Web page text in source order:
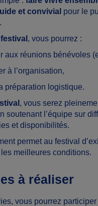
et convivial pour le
, vous pourrez :
aux réunions bénévoles
à l’organisation,
préparation logistique.
, vous serez
soutenant l’équipe sur
et disponibilités.
permet au festival
meilleures conditions.
à réaliser
vous pourrez participer